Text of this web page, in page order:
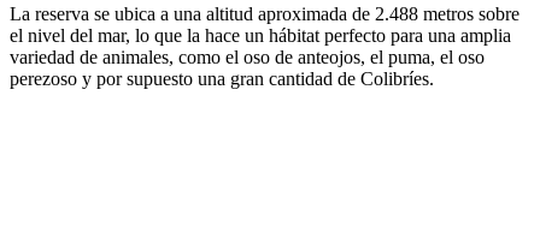
La reserva se ubica a una altitud aproximada de 2.488 metros sobre
el nivel del mar, lo que la hace un hábitat perfecto para una amplia
variedad de animales, como el oso de anteojos, el puma, el oso
perezoso y por supuesto una gran cantidad de Colibríes.